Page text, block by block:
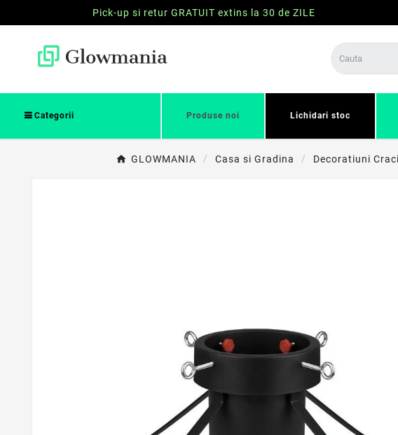
Pick-up si retur GRATUIT extins la 30 de ZILE
Categorii Produse noi Lichidari stoc
GLOWMANIA Casa si Gradina Decoratiuni